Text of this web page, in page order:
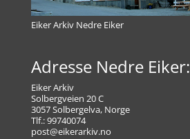
Eiker Arkiv Nedre Eiker
Adresse Nedre Eiker:
Eiker Arkiv
Solbergveien 20 C
3057 Solbergelva, Norge
Tlf.: 99740074
post@eikerarkiv.no